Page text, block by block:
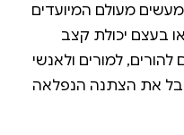
מעשים מעולם המיועדים
בעצם יכולת קצב
למורים ולאנשי
את הצתנה הנפלאה
אימתי , המאפשר צמיחה,